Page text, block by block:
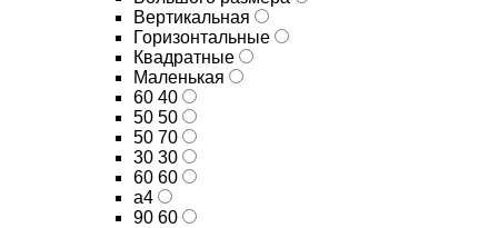
Вертикальная
Горизонтальные
Квадратные
Маленькая
60 40
50 50
50 70
30 30
60 60
а4
90 60